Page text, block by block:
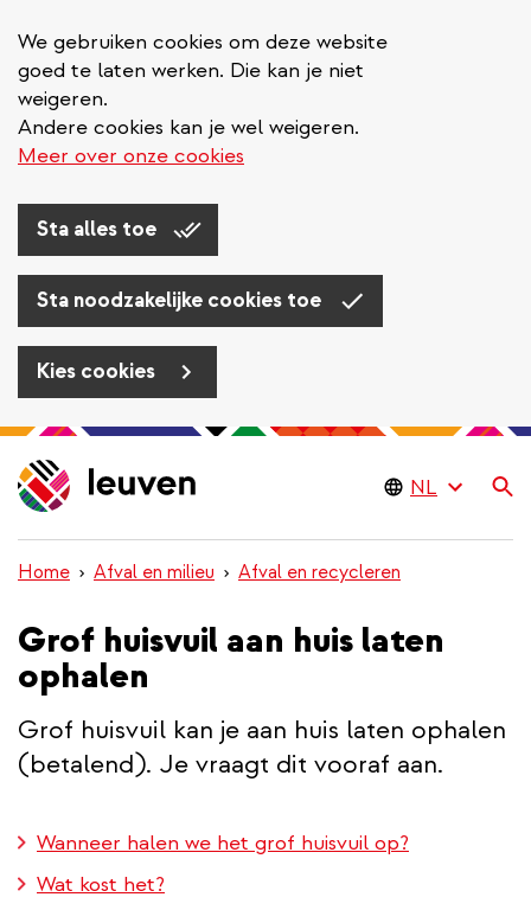
We gebruiken cookies om deze website
goed te laten werken. Die kan je niet
weigeren.
Andere cookies kan je wel weigeren.
Meer over onze cookies
Sta alles toe
Sta noodzakelijke cookies toe
Kies cookies
Overslaan
en
naar
inhoud
gaan
Home Afval en milieu Afval en recycleren
Grof huisvuil aan huis laten
ophalen
Grof huisvuil kan je aan huis laten ophalen
(betalend). Je vraagt dit vooraf aan.
Wanneer halen we het grof huisvuil op?
Wat kost het?